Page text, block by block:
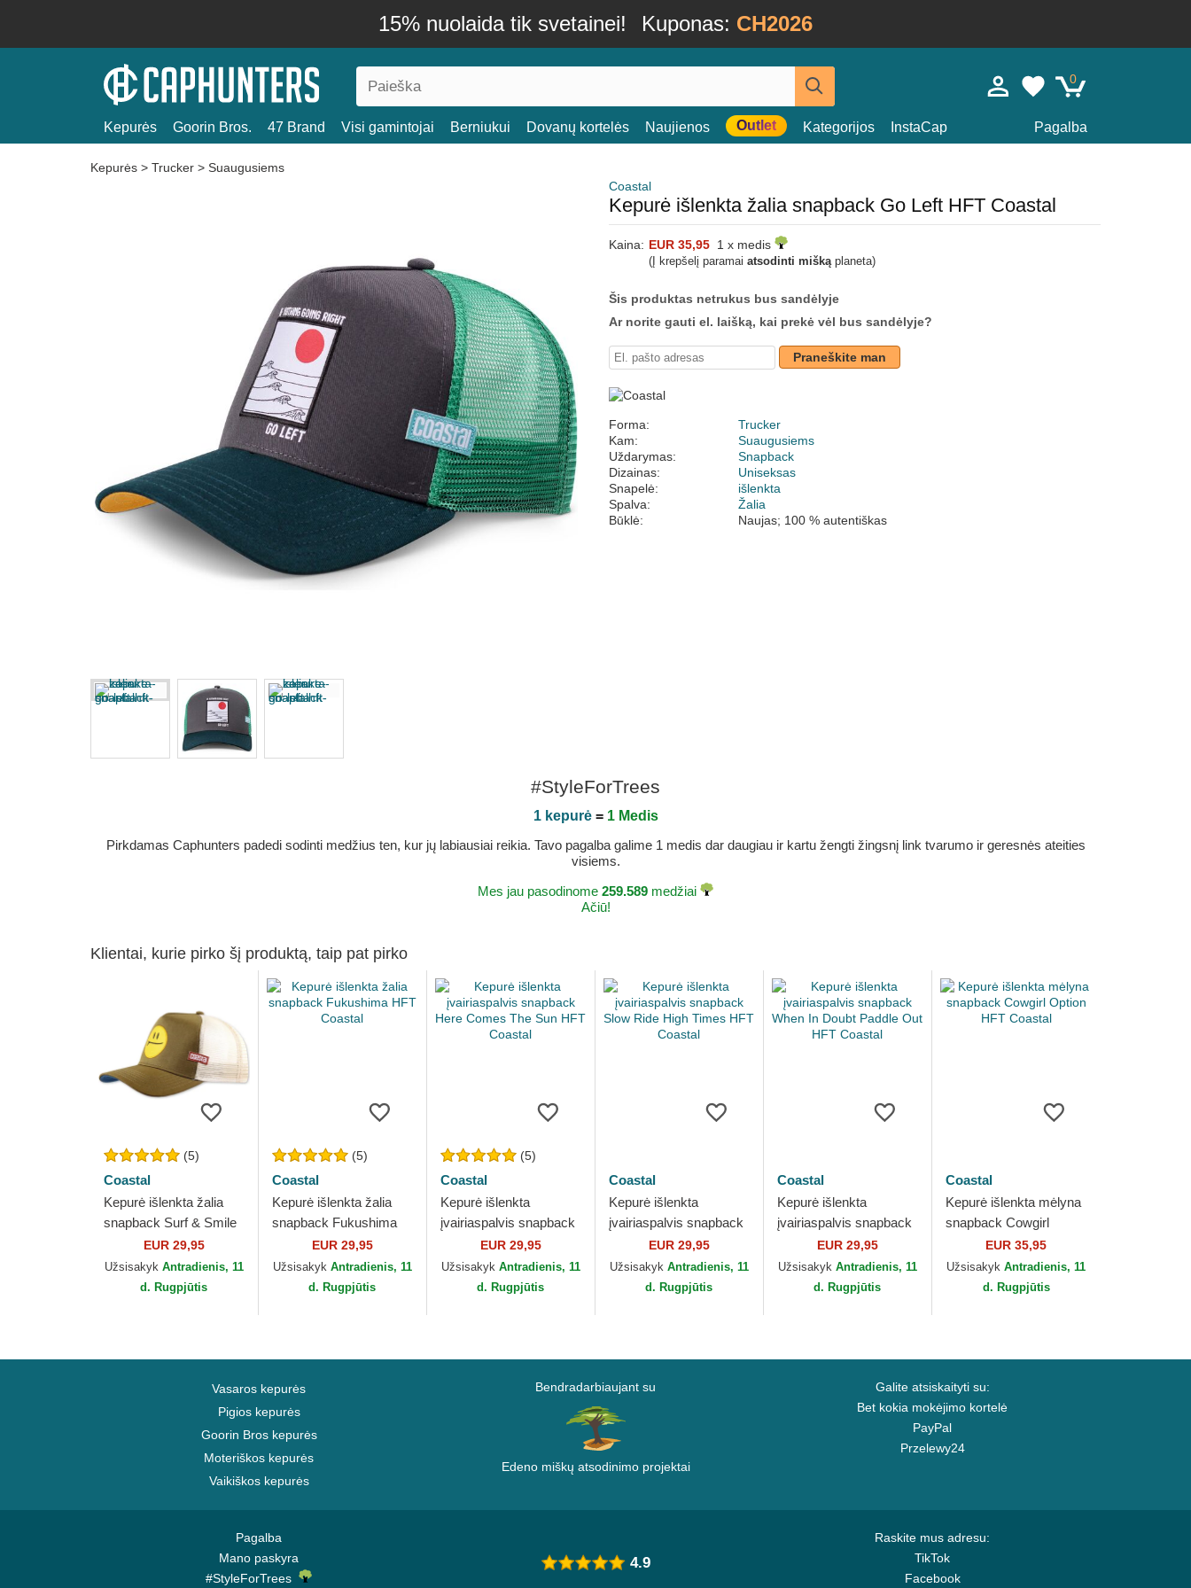
15% nuolaida tik svetainei! Kuponas: CH2026
0
Kepurės Goorin Bros. 47 Brand Visi gamintojai Berniukui Dovanų kortelės Naujienos Outlet Kategorijos InstaCap Pagalba
Kepurės > Trucker > Suaugusiems
Coastal
Kepurė išlenkta žalia snapback Go Left HFT Coastal
Kaina: EUR 35,95 1 x medis
(Į krepšelį paramai atsodinti miškąplaneta)
Šis produktas netrukus bus sandėlyje
Ar norite gauti el. laišką, kai prekė vėl bus sandėlyje?
Praneškite man
Forma:
Trucker
Kam:
Suaugusiems
Uždarymas:
Snapback
Dizainas:
Uniseksas
Snapelė:
išlenkta
Spalva:
Žalia
Būklė:
Naujas; 100 % autentiškas
#StyleForTrees
1 kepurė= 1 Medis
Pirkdamas Caphunters padedi sodinti medžius ten, kur jų labiausiai reikia. Tavo pagalba galime 1 medis dar daugiau ir kartu žengti žingsnį link tvarumo ir geresnės ateities
visiems.
Mes jau pasodinome 259.589 medžiai
Ačiū!
Klientai, kurie pirko šį produktą, taip pat pirko
(5)
Coastal
Kepurė išlenkta žalia
snapback Surf & Smile
HFT Coastal
EUR 29,95
Užsisakyk Antradienis, 11
d. Rugpjūtis
(5)
Coastal
Kepurė išlenkta žalia
snapback Fukushima
HFT Coastal
EUR 29,95
Užsisakyk Antradienis, 11
d. Rugpjūtis
(5)
Coastal
Kepurė išlenkta
įvairiaspalvis snapback
Here Comes The Sun
HFT Coastal
EUR 29,95
Užsisakyk Antradienis, 11
d. Rugpjūtis
Coastal
Kepurė išlenkta
įvairiaspalvis snapback
Slow Ride High Times
HFT Coastal
EUR 29,95
Užsisakyk Antradienis, 11
d. Rugpjūtis
Coastal
Kepurė išlenkta
įvairiaspalvis snapback
When In Doubt Paddle
Out HFT Coastal
EUR 29,95
Užsisakyk Antradienis, 11
d. Rugpjūtis
Coastal
Kepurė išlenkta mėlyna
snapback Cowgirl
Option HFT Coastal
EUR 35,95
UžsisakykAntradienis, 11
d. Rugpjūtis
Vasaros kepurės
Pigios kepurės
Goorin Bros kepurės
Moteriškos kepurės
Vaikiškos kepurės
Bendradarbiaujant su
Edeno miškų atsodinimo projektai
Galite atsiskaityti su:
Bet kokia mokėjimo kortelė
PayPal
Przelewy24
Pagalba
Mano paskyra
#StyleForTrees
Raskite mus adresu:
TikTok
Facebook
4.9